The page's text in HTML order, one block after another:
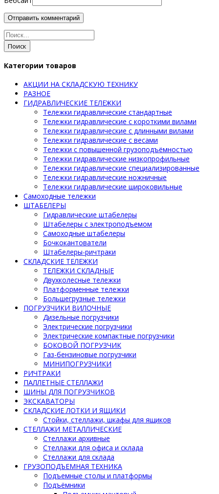
Поиск
Категории товаров
АКЦИИ НА СКЛАДСКУЮ ТЕХНИКУ
РАЗНОЕ
ГИДРАВЛИЧЕСКИЕ ТЕЛЕЖКИ
Тележки гидравлические стандартные
Тележки гидравлические с короткими вилами
Тележки гидравлические с длинными вилами
Тележки гидравлические с весами
Тележки с повышенной грузоподъёмностью
Тележки гидравлические низкопрофильные
Тележки гидравлические специализированные
Тележки гидравлические ножничные
Тележки гидравлические широковильные
Самоходные тележки
ШТАБЕЛЕРЫ
Гидравлические штабелеры
Штабелеры с электроподъемом
Самоходные штабелеры
Бочкокантователи
Штабелеры-ричтраки
СКЛАДСКИЕ ТЕЛЕЖКИ
ТЕЛЕЖКИ СКЛАДНЫЕ
Двухколесные тележки
Платформенные тележки
Большегрузные тележки
ПОГРУЗЧИКИ ВИЛОЧНЫЕ
Дизельные погрузчики
Электрические погрузчики
Электрические компактные погрузчики
БОКОВОЙ ПОГРУЗЧИК
Газ-бензиновые погрузчики
МИНИПОГРУЗЧИКИ
РИЧТРАКИ
ПАЛЛЕТНЫЕ СТЕЛЛАЖИ
ШИНЫ ДЛЯ ПОГРУЗЧИКОВ
ЭКСКАВАТОРЫ
СКЛАДСКИЕ ЛОТКИ И ЯЩИКИ
Стойки, стеллажи, шкафы для ящиков
СТЕЛЛАЖИ МЕТАЛЛИЧЕСКИЕ
Стеллажи архивные
Стеллажи для офиса и склада
Стеллажи для склада
ГРУЗОПОДЪЕМНАЯ ТЕХНИКА
Подъемные столы и платформы
Подъёмники